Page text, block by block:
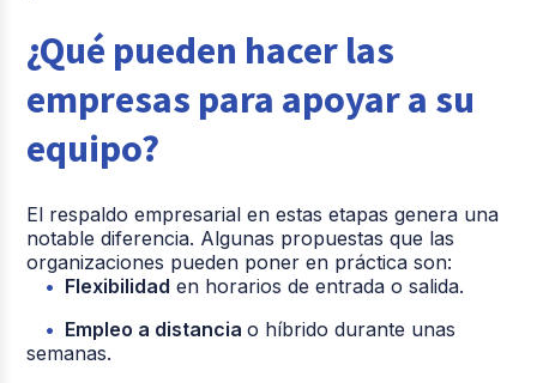
¿Qué pueden hacer las
empresas para apoyar a su
equipo?
El respaldo empresarial en estas etapas genera una
notable diferencia. Algunas propuestas que las
organizaciones pueden poner en práctica son:
Flexibilidad en horarios de entrada o salida.
Empleo a distanciao híbrido durante unas
semanas.